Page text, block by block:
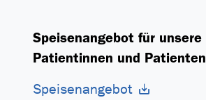
Speisenangebot für unsere
Patientinnen und Patienten
Speisenangebot